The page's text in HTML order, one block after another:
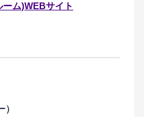
ム)WEBサイト